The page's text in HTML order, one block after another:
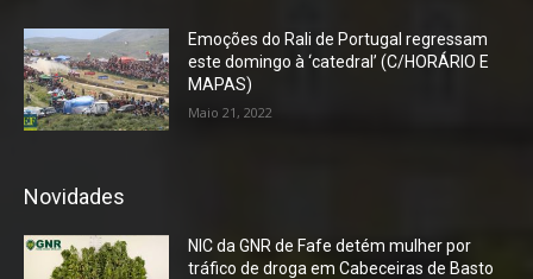
Emoções do Rali de Portugal regressam
este domingo à ‘catedral’ (C/HORÁRIO E
MAPAS)
Maio 21, 2022
Novidades
NIC da GNR de Fafe detém mulher por
tráfico de droga em Cabeceiras de Basto